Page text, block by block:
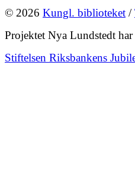
© 2026 Kungl. biblioteket /
Projektet Nya Lundstedt
Stiftelsen Riksbankens